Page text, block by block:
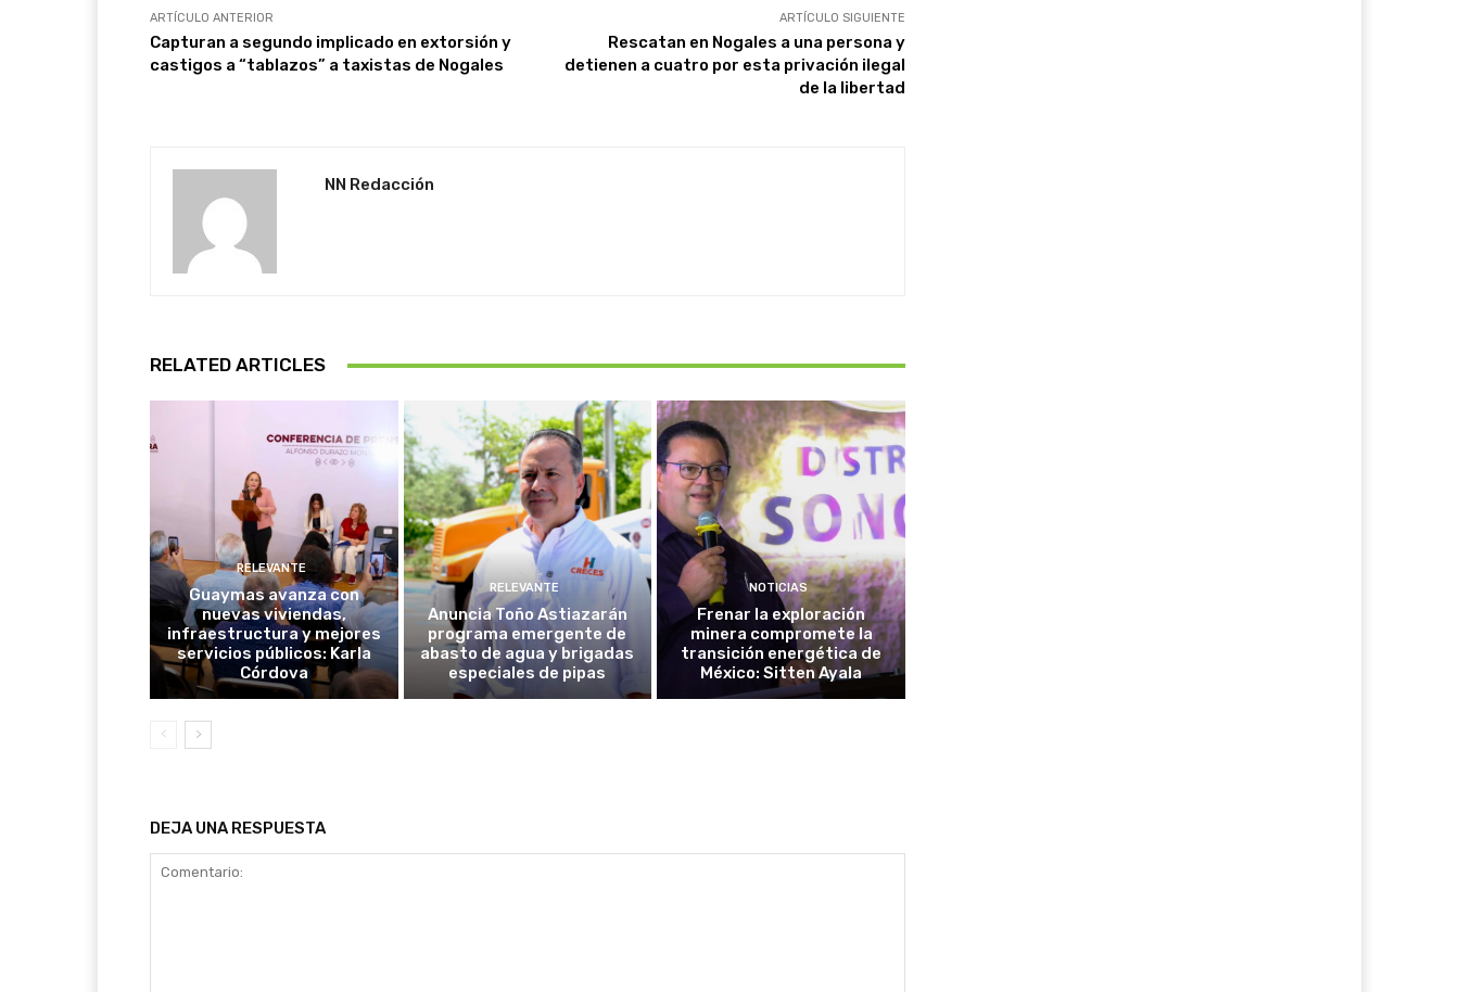
ARTÍCULO ANTERIOR
Capturan a segundo implicado en extorsión y
castigos a “tablazos” a taxistas de Nogales
ARTÍCULO SIGUIENTE
Rescatan en Nogales a una persona y
detienen a cuatro por esta privación ilegal
de la libertad
NN Redacción
RELATED ARTICLES
RELEVANTE
Guaymas avanza con
nuevas viviendas,
infraestructura y mejores
servicios públicos: Karla
Córdova
RELEVANTE
Anuncia Toño Astiazarán
programa emergente de
abasto de agua y brigadas
especiales de pipas
NOTICIAS
Frenar la exploración
minera compromete la
transición energética de
México: Sitten Ayala
DEJA UNA RESPUESTA